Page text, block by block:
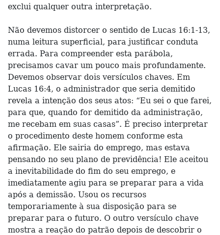
exclui qualquer outra interpretação.
Não devemos distorcer o sentido de Lucas 16:1-13,
numa leitura superficial, para justificar conduta
errada. Para compreender esta parábola,
precisamos cavar um pouco mais profundamente.
Devemos observar dois versículos chaves. Em
Lucas 16:4, o administrador que seria demitido
revela a intenção dos seus atos: “Eu sei o que farei,
para que, quando for demitido da administração,
me recebam em suas casas”. É preciso interpretar
o procedimento deste homem conforme esta
afirmação. Ele sairia do emprego, mas estava
pensando no seu plano de previdência! Ele aceitou
a inevitabilidade do fim do seu emprego, e
imediatamente agiu para se preparar para a vida
após a demissão. Usou os recursos
temporariamente à sua disposição para se
preparar para o futuro. O outro versículo chave
mostra a reação do patrão depois de descobrir o